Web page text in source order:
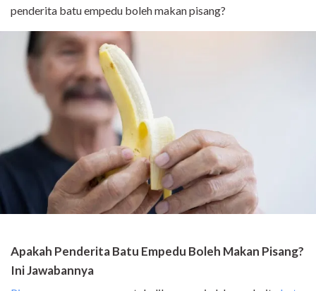
penderita batu empedu boleh makan pisang?
Apakah Penderita Batu Empedu Boleh Makan Pisang?
Ini Jawabannya